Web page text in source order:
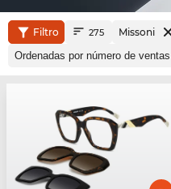
Filtro 275 Missoni